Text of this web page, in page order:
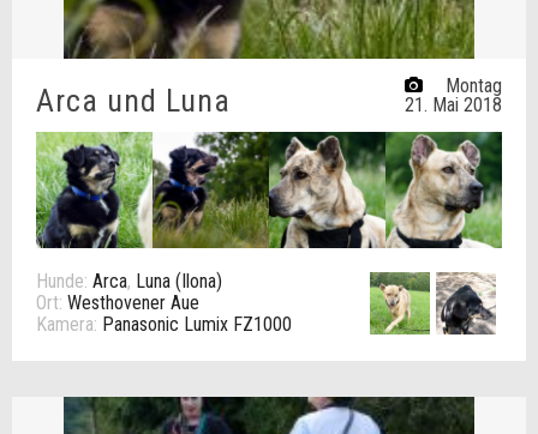
Montag
21. Mai 2018
Arca und Luna
Hunde: Arca, Luna (Ilona)
Ort: Westhovener Aue
Kamera: Panasonic Lumix FZ1000